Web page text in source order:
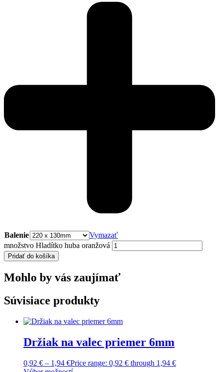
Balenie
Vymazať
množstvo Hladítko huba oranžová
Pridať do košíka
Mohlo by vás zaujímať
Súvisiace produkty
Držiak na valec priemer 6mm
0,92 € – 1,94 €Price range: 0,92 € through 1,94 €